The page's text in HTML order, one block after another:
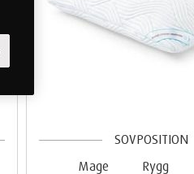
SOVPOSITION
Mage
Rygg